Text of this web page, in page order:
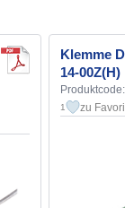
Klemme
14-00Z(H)
1 zu